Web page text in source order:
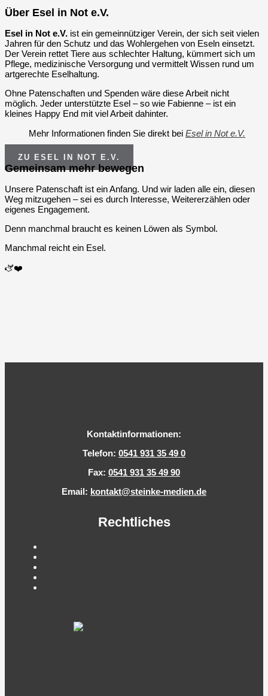
Über Esel in Not e.V.
Esel in Not e.V. ist ein gemeinnütziger Verein, der sich seit vielen
Jahren für den Schutz und das Wohlergehen von Eseln einsetzt.
Der Verein rettet Tiere aus schlechter Haltung, kümmert sich um
Pflege, medizinische Versorgung und vermittelt Wissen rund um
artgerechte Eselhaltung.
Ohne Patenschaften und Spenden wäre diese Arbeit nicht
möglich. Jeder unterstützte Esel – so wie Fabienne – ist ein
kleines Happy End mit viel Arbeit dahinter.
Mehr Informationen finden Sie direkt beiEsel in Not e.V.
ZU ESEL IN NOT E.V.
Gemeinsam mehr bewegen
Unsere Patenschaft ist ein Anfang. Und wir laden alle ein, diesen
Weg mitzugehen – sei es durch Interesse, Weitererzählen oder
eigenes Engagement.
Denn manchmal braucht es keinen Löwen als Symbol.
Manchmal reicht ein Esel.
🫏❤️
Kontaktinformationen:
Telefon: 0541 931 35 49 0
Fax: 0541 931 35 49 90
Email: kontakt@steinke-medien.de
Rechtliches